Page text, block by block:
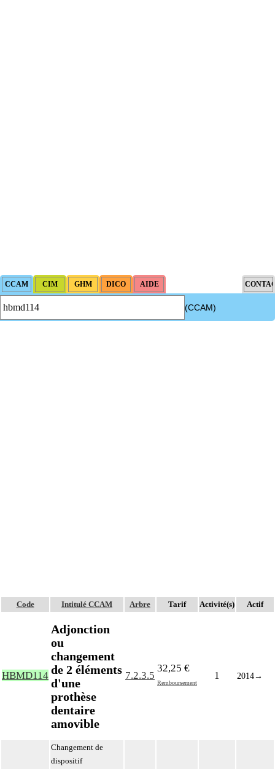
(CCAM)
Code Intitulé CCAM Arbre Tarif Activité(s) Actif
HBMD114
Adjonction
ou
changement
de 2 éléments
d'une
prothèse
dentaire
amovible
7.2.3.5
32,25 €
Remboursement
1 2014→
Changement de
dispositif